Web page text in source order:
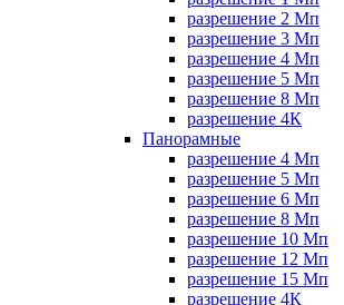
разрешение 2 Мп
разрешение 3 Мп
разрешение 4 Мп
разрешение 5 Мп
разрешение 8 Мп
разрешение 4К
Панорамные
разрешение 4 Мп
разрешение 5 Мп
разрешение 6 Мп
разрешение 8 Мп
разрешение 10 Мп
разрешение 12 Мп
разрешение 15 Мп
разрешение 4К